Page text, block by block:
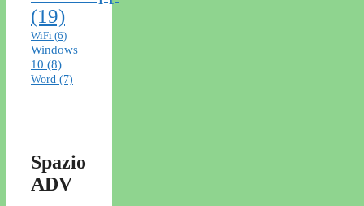
(19)
WiFi (6)
Windows
10 (8)
Word (7)
Spazio
ADV